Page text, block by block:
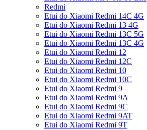
Redmi
Etui do Xiaomi Redmi 14C 4G
Etui do Xiaomi Redmi 13 4G
Etui do Xiaomi Redmi 13C 5G
Etui do Xiaomi Redmi 13C 4G
Etui do Xiaomi Redmi 12
Etui do Xiaomi Redmi 12C
Etui do Xiaomi Redmi 10
Etui do Xiaomi Redmi 10C
Etui do Xiaomi Redmi 9
Etui do Xiaomi Redmi 9A
Etui do Xiaomi Redmi 9C
Etui do Xiaomi Redmi 9AT
Etui do Xiaomi Redmi 9T